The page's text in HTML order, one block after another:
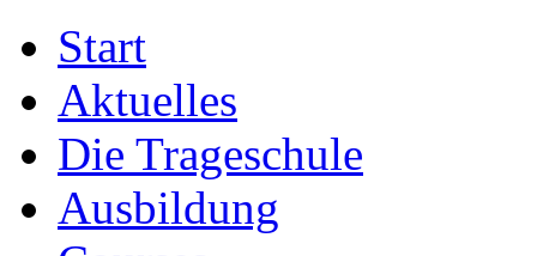
Start
Aktuelles
Die Trageschule
Ausbildung